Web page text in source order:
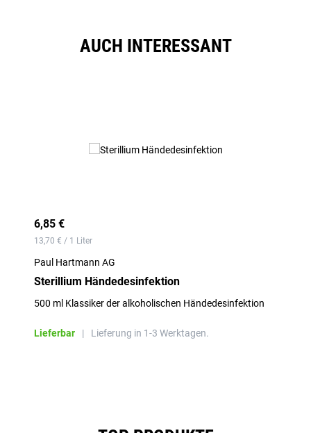
AUCH INTERESSANT
6,85 €
13,70 € / 1 Liter
Paul Hartmann AG
Sterillium Händedesinfektion
500 ml Klassiker der alkoholischen Händedesinfektion
Lieferbar | Lieferung in 1-3 Werktagen.